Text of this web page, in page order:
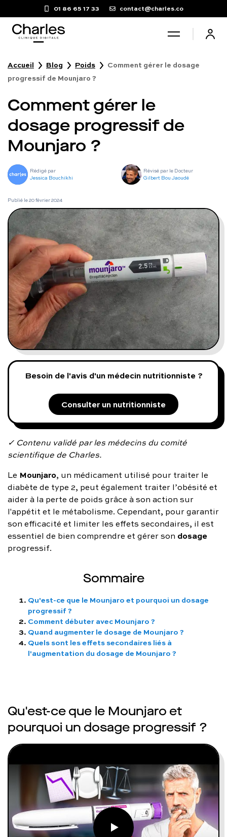
01 86 65 17 33 contact@charles.co
Santé sexuelle
Poids
Troubles du sommeil
Fertilité masculine
Chute de cheveux
Programmes digitaux
Comment ça marche ?
Notre approche médicale
Blog
Prenez soin de vous :
Vous avez des questions :
01 86 65 17 33
contact@charles.co
Accueil Blog Poids
Comment gérer le dosage
progressif de Mounjaro ?
Comment gérer le
dosage progressif de
Mounjaro ?
Rédigé par
Jessica Bouchikhi
Révisé par le Docteur
Gilbert Bou Jaoudé
Publié le20 février 2024
Besoin de l'avis d'un médecin nutritionniste ?
Consulter un nutritionniste
✓ Contenu validé par les médecins du comité
scientifique de Charles.
Le Mounjaro, un médicament utilisé pour traiter le
diabète de type 2, peut également traiter l’obésité et
aider à la perte de poids grâce à son action sur
l'appétit et le métabolisme. Cependant, pour garantir
son efficacité et limiter les effets secondaires, il est
essentiel de bien comprendre et gérer son dosage
progressif.
Sommaire
Qu'est-ce que le Mounjaro et pourquoi un dosage
progressif ?
Comment débuter avec Mounjaro ?
Quand augmenter le dosage de Mounjaro ?
Quels sont les effets secondaires liés à
l'augmentation du dosage de Mounjaro ?
Qu'est-ce que le Mounjaro et
pourquoi un dosage progressif ?